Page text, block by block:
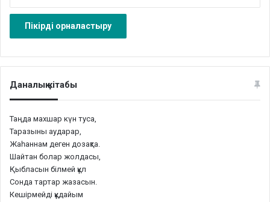
Даналық кітабы
Таңда махшар күн туса,
Таразыны аударар,
Жаһаннам деген дозақта.
Шайтан болар жолдасы,
Қыбласын білмей құл
Сонда тартар жазасын.
Кешірмейді құдайым